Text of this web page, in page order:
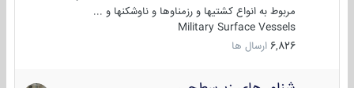
مربوط به انواع کشتیها و رزمناوها و ناوشکنها و ...
Military Surface Vessels
6,826 ارسال ها